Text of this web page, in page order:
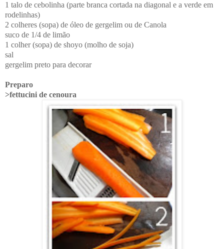
1 talo de cebolinha (parte branca cortada na diagonal e a verde em
rodelinhas)
2 colheres (sopa) de óleo de gergelim ou de Canola
suco de 1/4 de limão
1 colher (sopa) de shoyo (molho de soja)
sal
gergelim preto para decorar
Preparo
>fettucini de cenoura